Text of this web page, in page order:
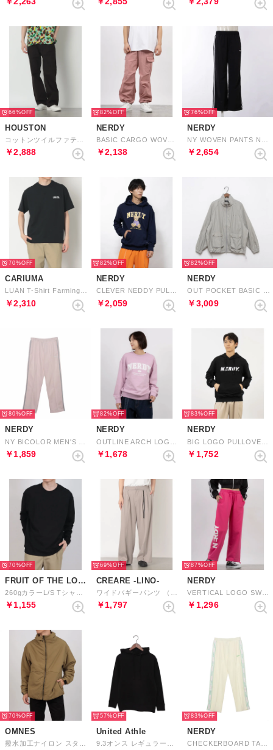
66%
HOUSTON
￥2,888
82%
NERDY
￥2,138
76%
NERDY
￥2,654
70%
CARIUMA
LUAN T-Shirt Farming （Black Olive）
￥2,310
82%
NERDY
CLEVER NEDDY PULLOVER HOODIE クレバーネディプルオーバーフーディ
￥2,059
82%
NERDY
OUT POCKET BASIC WINDBREAKER （GRAY） アウトポケットベーシックウィンドブレーカー（グレー）
￥3,009
80%
NERDY
￥1,859
82%
NERDY
￥1,678
83%
NERDY
￥1,752
70%
FRUIT OF THE LOOM
￥1,155
69%
CREARE -LINO-
￥1,797
87%
NERDY
￥1,296
70%
OMNES
57%
United Athle
83%
NERDY